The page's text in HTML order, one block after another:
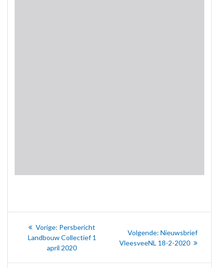
Bericht
navigatie
Vorige: Vorig
bericht:
Persbericht
Landbouw Collectief 1
april 2020
Volgende: Volgend
bericht:
Nieuwsbrief
VleesveeNL 18-2-2020